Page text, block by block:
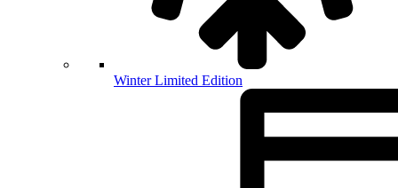
Winter Limited Edition